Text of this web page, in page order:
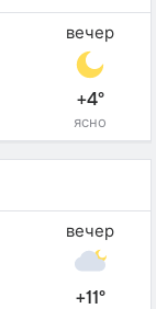
вечер
+4°
ясно
вечер
+11°